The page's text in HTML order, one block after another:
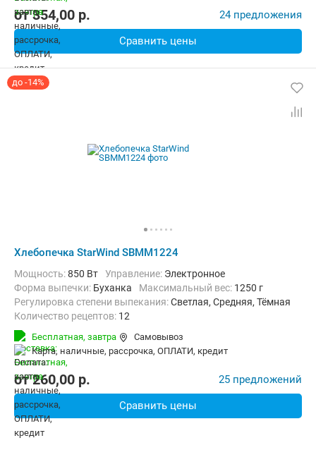
от354,00 p. 24 предложения
Сравнить цены
до -14%
Хлебопечка StarWind SBMM1224
Мощность:850 Вт Управление: Электронное
Форма выпечки: Буханка максимальный вес: 1250 г
Регулировка степени выпекания:Светлая, Средняя, Тёмная
Количество рецептов: 12
Дополнительные функции:
Материал корпуса:
Пластик
Бесплатная, завтра
Самовывоз
карта, наличные, рассрочка, ОПЛАТИ, кредит
от260,00 p. 25 предложений
Сравнить цены